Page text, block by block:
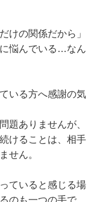
けの関係だから」
悩んでいる…なん
いる方へ感謝の気
題ありませんが、
けることは、相手
せん。
ていると感じる場
のも一つの手で